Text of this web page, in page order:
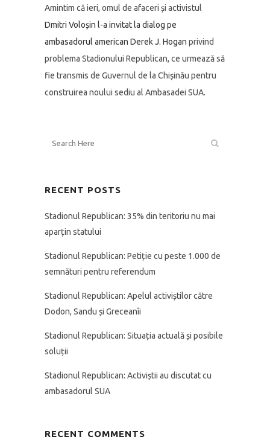
Amintim că ieri, omul de afaceri și activistul
Dmitri Voloșin l-a invitat la dialog pe
ambasadorul american Derek J. Hogan privind
problema Stadionului Republican, ce urmează să
fie transmis de Guvernul de la Chișinău pentru
construirea noului sediu al Ambasadei SUA.
RECENT POSTS
Stadionul Republican: 35% din teritoriu nu mai
aparțin statului
Stadionul Republican: Petiție cu peste 1.000 de
semnături pentru referendum
Stadionul Republican: Apelul activiștilor către
Dodon, Sandu și Greceanîi
Stadionul Republican: Situația actuală și posibile
soluții
Stadionul Republican: Activiștii au discutat cu
ambasadorul SUA
RECENT COMMENTS